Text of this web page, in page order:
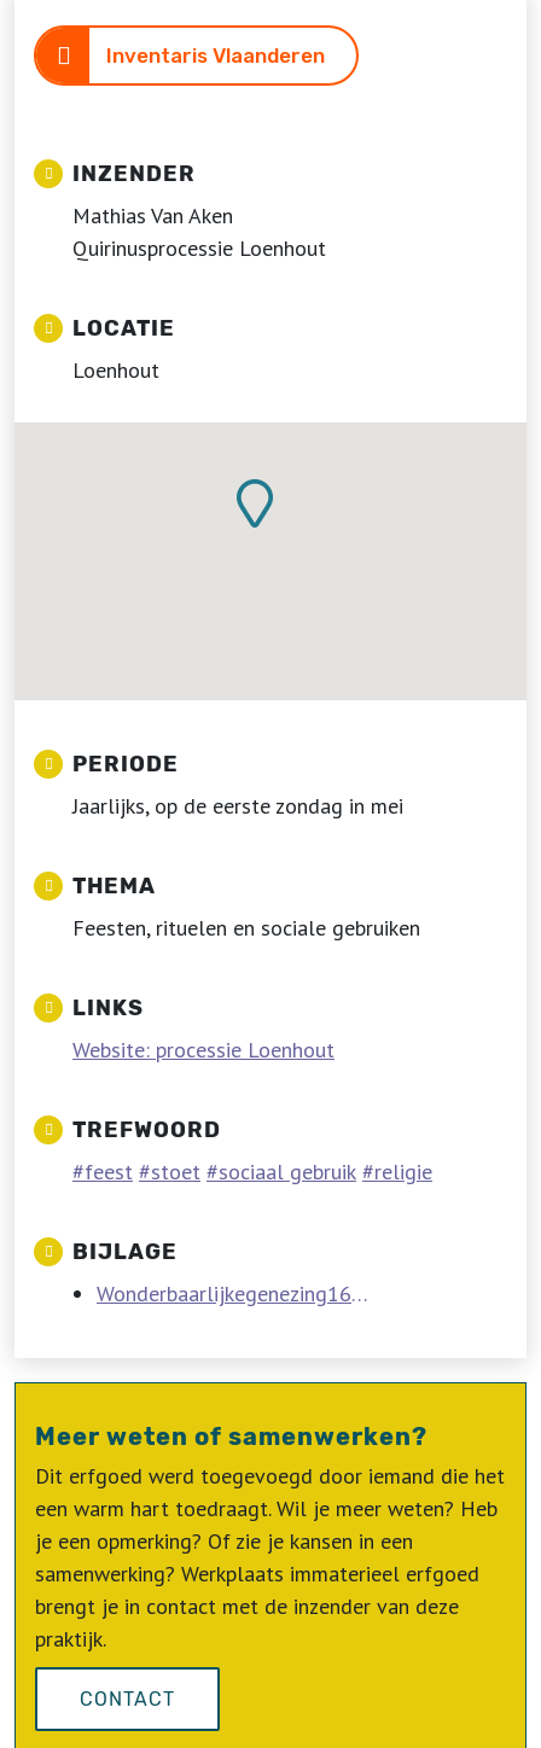
Inventaris Vlaanderen
INZENDER
Mathias Van Aken
Quirinusprocessie Loenhout
LOCATIE
Loenhout
PERIODE
Jaarlijks, op de eerste zondag in mei
THEMA
Feesten, rituelen en sociale gebruiken
LINKS
Website: processie Loenhout
TREFWOORD
feest stoet sociaal gebruik religie
BIJLAGE
Wonderbaarlijkegenezing1653GeschiedenisvanLoenhout.pdf
Meer weten of samenwerken?
Dit erfgoed werd toegevoegd door iemand die het
een warm hart toedraagt. Wil je meer weten? Heb
je een opmerking? Of zie je kansen in een
samenwerking? Werkplaats immaterieel erfgoed
brengt je in contact met de inzender van deze
praktijk.
CONTACT